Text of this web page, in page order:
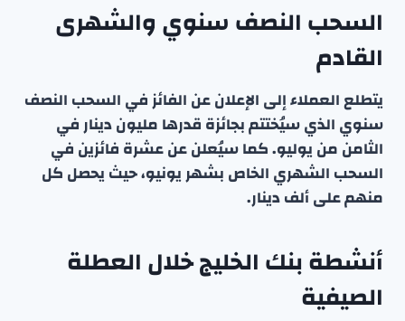
السحب النصف سنوي والشهرى
القادم
يتطلع العملاء إلى الإعلان عن الفائز في السحب النصف
سنوي الذي سيُختتم بجائزة قدرها مليون دينار في
الثامن من يوليو. كما سيُعلن عن عشرة فائزين في
السحب الشهري الخاص بشهر يونيو، حيث يحصل كل
منهم على ألف دينار.
أنشطة بنك الخليج خلال العطلة
الصيفية